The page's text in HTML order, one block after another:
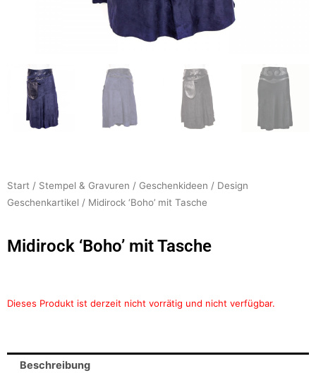
Start / Stempel & Gravuren / Geschenkideen / Design
Geschenkartikel / Midirock ‘Boho’ mit Tasche
Midirock ‘Boho’ mit Tasche
Dieses Produkt ist derzeit nicht vorrätig und nicht verfügbar.
Beschreibung